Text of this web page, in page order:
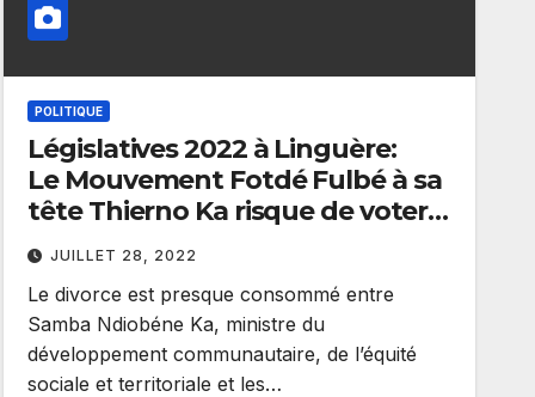
POLITIQUE
Législatives 2022 à Linguère:
Le Mouvement Fotdé Fulbé à sa
tête Thierno Ka risque de voter
contre Benno
JUILLET 28, 2022
Le divorce est presque consommé entre
Samba Ndiobéne Ka, ministre du
développement communautaire, de l’équité
sociale et territoriale et les…